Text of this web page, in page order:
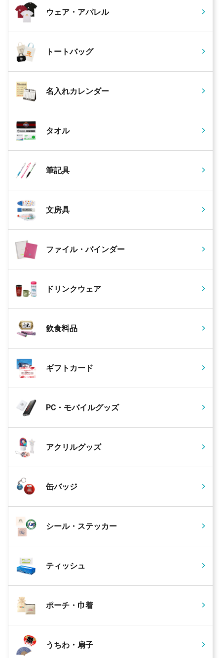
ウェア・アパレル
トートバッグ
名入れカレンダー
タオル
筆記具
文房具
ファイル・バインダー
ドリンクウェア
飲食料品
ギフトカード
PC・モバイルグッズ
アクリルグッズ
缶バッジ
シール・ステッカー
ティッシュ
ポーチ・巾着
うちわ・扇子